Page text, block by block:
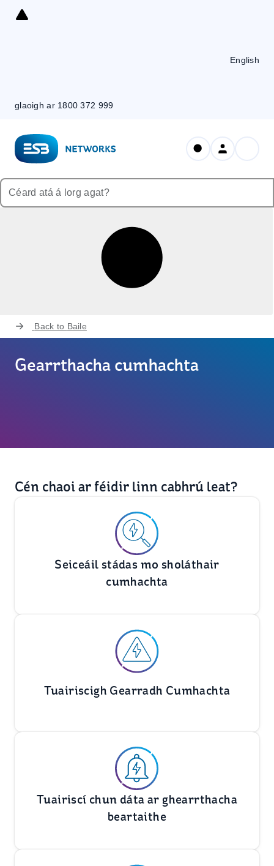
Skip
glaoigh ar 1800 372 999
English
Back to Baile
Gearrthacha cumhachta
Cén chaoi ar féidir linn cabhrú leat?
Seiceáil stádas mo sholáthair
cumhachta
Tuairiscigh Gearradh Cumhachta
Tuairiscí chun dáta ar ghearrthacha
beartaithe